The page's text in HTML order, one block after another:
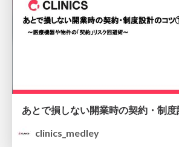
あとで損しない開業時の契約・制
clinics_medley